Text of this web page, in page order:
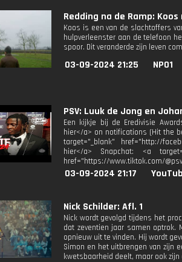
Redding na de Ramp:
Koos is een van de slachtoffers
hulpverleenster aan de telefoon
spoor. Dit veranderde zijn leven
03-09-2024 21:25 NPO1
PSV: Luuk de Jong en
Een kijkje bij de Eredivisie
hier</a> on notifications (Hit the
target="_blank" href="http://
hier</a> Snapchat: <a
href="https://www.tiktok.com/
03-09-2024 21:17
Nick Schilder: Afl. 1
Nick wordt gevolgd tijdens het
dat zeventien jaar samen optrok.
opnieuw uit te vinden. Hij wordt
Simon en het uitbrengen van zijn
kwetsbaarheid deelt, maar ook